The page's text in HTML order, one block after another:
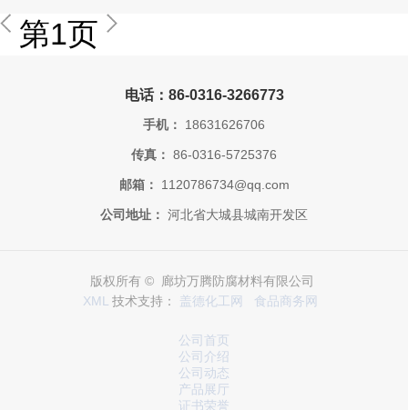
第1页
电话：86-0316-3266773
手机： 18631626706
传真： 86-0316-5725376
邮箱： 1120786734@qq.com
公司地址： 河北省大城县城南开发区
版权所有 © 廊坊万腾防腐材料有限公司
XML 技术支持： 盖德化工网 食品商务网
公司首页
公司介绍
公司动态
产品展厅
证书荣誉